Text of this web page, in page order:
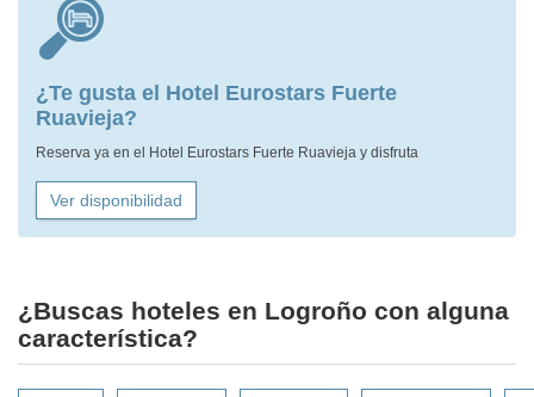
¿Te gusta el Hotel Eurostars Fuerte
Ruavieja?
Reserva ya en el Hotel Eurostars Fuerte Ruavieja y disfruta
Ver disponibilidad
¿Buscas hoteles en Logroño con alguna
característica?